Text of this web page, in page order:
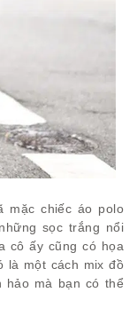
mặc chiếc áo polo
sọc trắng nổi
cô ấy cũng có họa
là một cách mix đồ
hảo mà bạn có thể